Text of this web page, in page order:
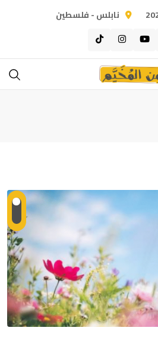
نابلس - فلسطين